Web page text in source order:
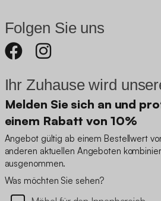
Folgen Sie uns
Ihr Zuhause wird
Melden Sie sich an und
einem Rabatt von 10%
Angebot gültig ab einem Bestellwert
anderen aktuellen Angeboten
ausgenommen.
Was möchten Sie sehen?